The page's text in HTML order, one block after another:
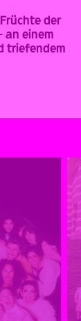
der
an einem
triefendem